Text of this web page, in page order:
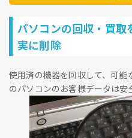
パソコンの回収・買取
実に削除
使用済の機器を回収して、可
のパソコンのお客様データは安